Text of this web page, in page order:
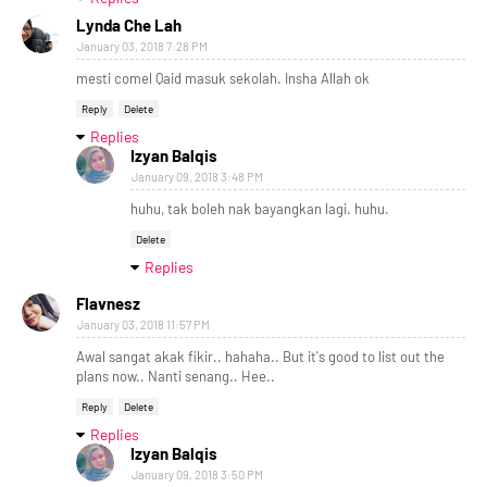
Lynda Che Lah
January 03, 2018 7:28 PM
mesti comel Qaid masuk sekolah. Insha Allah ok
Reply Delete
Replies
Izyan Balqis
January 09, 2018 3:48 PM
huhu, tak boleh nak bayangkan lagi. huhu.
Delete
Replies
Flavnesz
January 03, 2018 11:57 PM
Awal sangat akak fikir.. hahaha.. But it's good to list out the
plans now.. Nanti senang.. Hee..
Reply Delete
Replies
Izyan Balqis
January 09, 2018 3:50 PM